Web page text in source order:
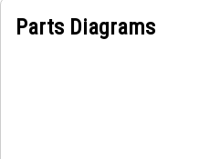
Parts Diagrams